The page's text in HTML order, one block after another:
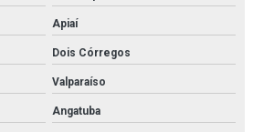
Apiaí
Dois Córregos
Valparaíso
Angatuba